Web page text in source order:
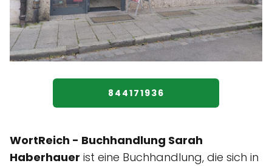
844171936
WortReich - Buchhandlung Sarah
Haberhauer ist eine Buchhandlung, die sich in